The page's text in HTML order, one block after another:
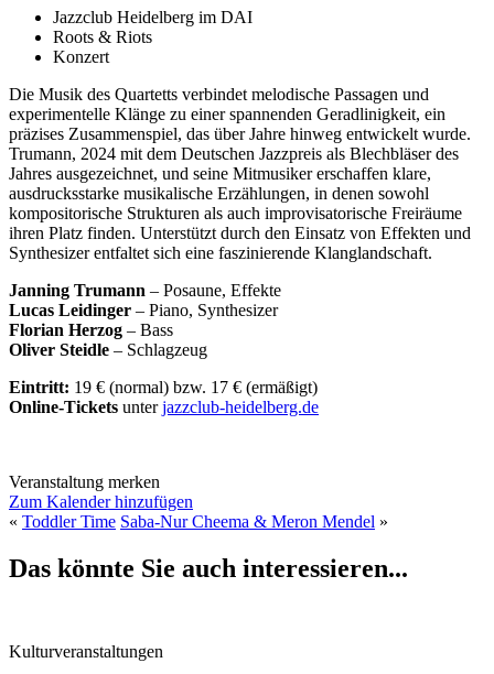
Jazzclub Heidelberg im DAI
Roots & Riots
Konzert
Die Musik des Quartetts verbindet melodische Passagen und
experimentelle Klänge zu einer spannenden Geradlinigkeit, ein
präzises Zusammenspiel, das über Jahre hinweg entwickelt wurde.
Trumann, 2024 mit dem Deutschen Jazzpreis als Blechbläser des
Jahres ausgezeichnet, und seine Mitmusiker erschaffen klare,
ausdrucksstarke musikalische Erzählungen, in denen sowohl
kompositorische Strukturen als auch improvisatorische Freiräume
ihren Platz finden. Unterstützt durch den Einsatz von Effekten und
Synthesizer entfaltet sich eine faszinierende Klanglandschaft.
Janning Trumann – Posaune, Effekte
Lucas Leidinger – Piano, Synthesizer
Florian Herzog – Bass
Oliver Steidle – Schlagzeug
Eintritt: 19 € (normal) bzw. 17 € (ermäßigt)
Online-Tickets unterjazzclub-heidelberg.de
Veranstaltung merken
Zum Kalender hinzufügen
« Toddler Time Saba-Nur Cheema & Meron Mendel »
Das könnte Sie auch interessieren...
Kulturveranstaltungen